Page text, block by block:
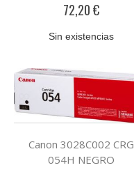
72,20 €
Sin existencias
Canon 3028C002 CRG
054H NEGRO